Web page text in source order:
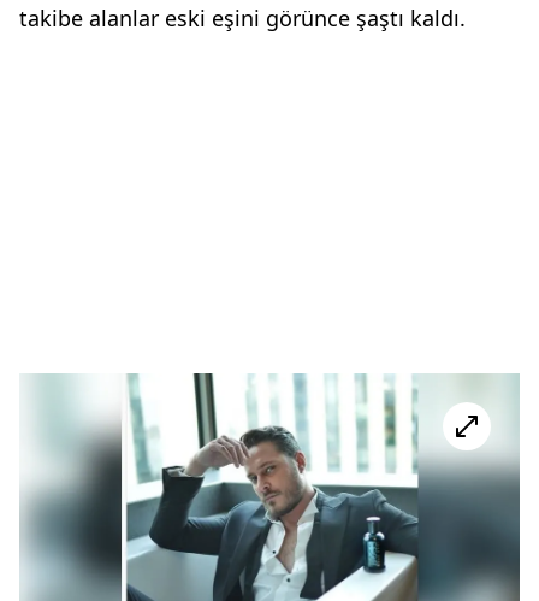
takibe alanlar eski eşini görünce şaştı kaldı.